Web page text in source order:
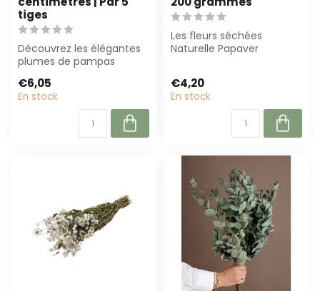
tiges
Découvrez les élégantes
plumes de pampas
100 cm. Parfa...
€6,05
En stock
Les fleurs séchées
Naturelle Papaver
sty...
€4,20
En stock